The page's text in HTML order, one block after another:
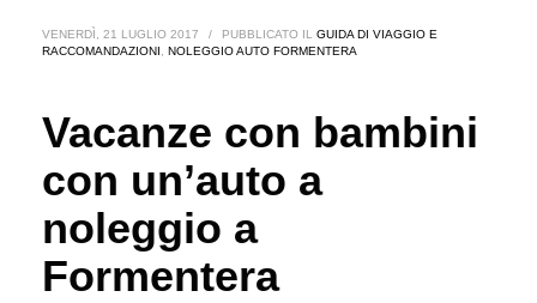
VENERDÌ, 21 LUGLIO 2017 / PUBBLICATO IL GUIDA DI VIAGGIO E
RACCOMANDAZIONI, NOLEGGIO AUTO FORMENTERA
Vacanze con bambini
con un’auto a
noleggio a
Formentera